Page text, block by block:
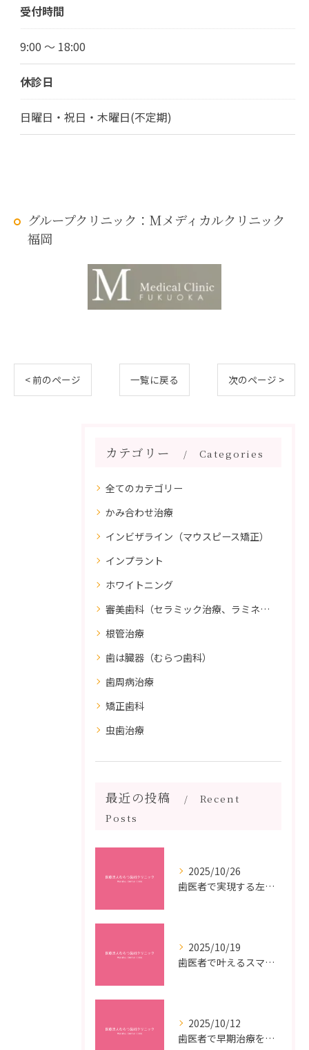
受付時間
9:00 ～ 18:00
休診日
日曜日・祝日・木曜日(不定期)
グループクリニック：Mメディカルクリニック
福岡
< 前のページ 一覧に戻る 次のページ >
カテゴリー Categories
全てのカテゴリー
かみ合わせ治療
インビザライン（マウスピース矯正）
インプラント
ホワイトニング
審美歯科（セラミック治療、ラミネートべニア、ダイレクトボンディング）
根管治療
歯は臓器（むらつ歯科）
歯周病治療
矯正歯科
虫歯治療
最近の投稿
Recent
Posts
2025/10/26
歯医者で実現する左右対称治療のポイントと矯正治療選びの疑問解決ガイド
2025/10/19
歯医者で叶えるスマイルメイクオーバーなら福岡県福岡市博多区博多駅前の最新矯正治療解説
2025/10/12
歯医者で早期治療を受けるメリットと虫歯悪化を防ぐ最短ステップ